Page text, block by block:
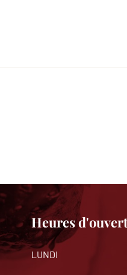
Heures
LUNDI